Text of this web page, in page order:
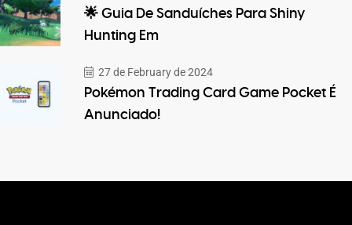
🌟 Guia De Sanduíches Para Shiny
Hunting Em
27 de February de 2024
Pokémon Trading Card Game Pocket É
Anunciado!